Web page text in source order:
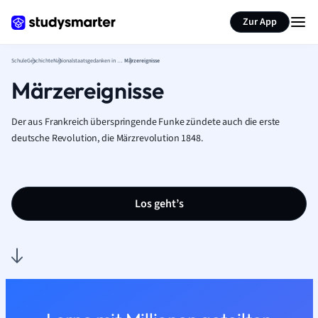
Zur App
SchuleGeschichte Nationalstaatsgedanken in Deutschland Märzereignisse
Märzereignisse
Der aus Frankreich überspringende Funke zündete auch die erste
deutsche Revolution, die Märzrevolution 1848.
Los geht’s
Seite zusammenfassen